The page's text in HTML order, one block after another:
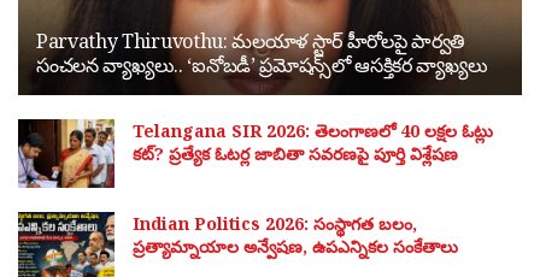
Parvathy Thiruvothu: మలయాళ స్టార్ హీరోలపై పార్వతి
సంచలన వ్యాఖ్యలు.. ‘ఐనోబడీ’ ప్రమోషన్స్‌లో ఆసక్తికర వ్యాఖ్యలు
Telangana SIR 2026: తెలంగాణలో 40 లక్షల ఓట్లు
కట్? ప్రత్యేక ఓటర్ల జాబితా సవరణపై పూర్తి విశ్లేషణ
Indian Politics 2026: సంస్థాగత బలం,
ప్రత్యామ్నాయాల అన్వేషణ, ఉపఎన్నికల సంకేతాలు